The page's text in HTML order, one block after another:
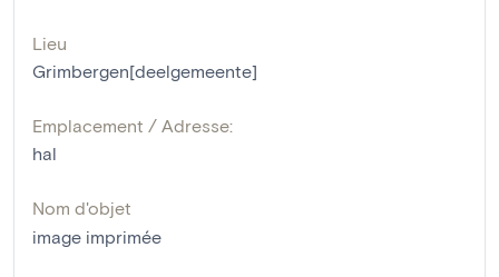
Lieu
Grimbergen[deelgemeente]
Emplacement / Adresse:
hal
Nom d'objet
image imprimée